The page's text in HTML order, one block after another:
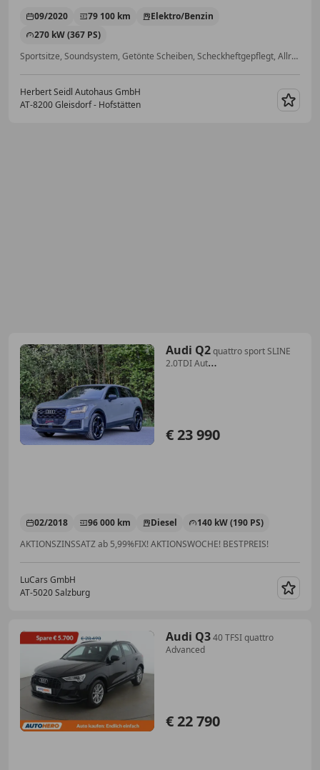
09/2020 79 100 km
Elektro/Benzin
270 kW (367 PS)
Sportsitze, Soundsystem, Getönte Scheiben, Scheckheftgepflegt, Allrad, Freisprecheinrichtung, Tempomat, ABS
Herbert Seidl Autohaus GmbH
AT-8200 Gleisdorf - Hofstätten
Audi Q2quattro sport SLINE
2.0TDI Aut
€ 23 990
02/2018 96 000 km Diesel
140 kW (190 PS)
AKTIONSZINSSATZ ab 5,99%FIX! AKTIONSWOCHE! BESTPREIS!
LuCars GmbH
AT-5020 Salzburg
Audi Q340 TFSI quattro
Advanced
€ 22 790